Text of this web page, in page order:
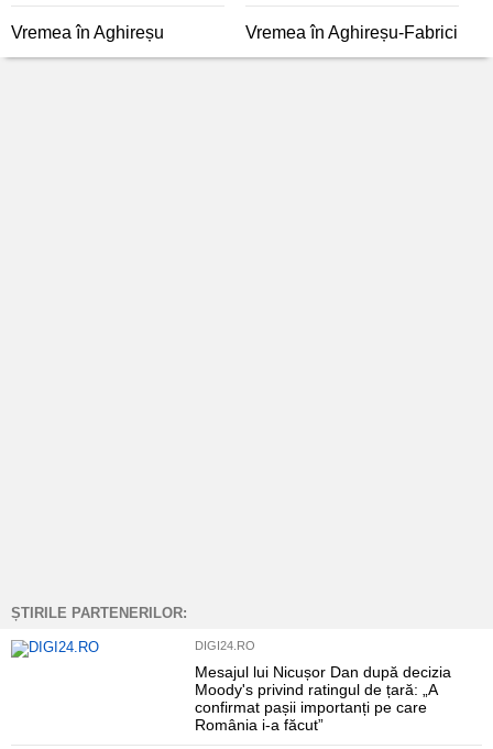
Vremea în Aghireșu Vremea în Aghireșu-Fabrici
ȘTIRILE PARTENERILOR:
DIGI24.RO
Mesajul lui Nicușor Dan după decizia
Moody's privind ratingul de țară: „A
confirmat pașii importanți pe care
România i-a făcut”